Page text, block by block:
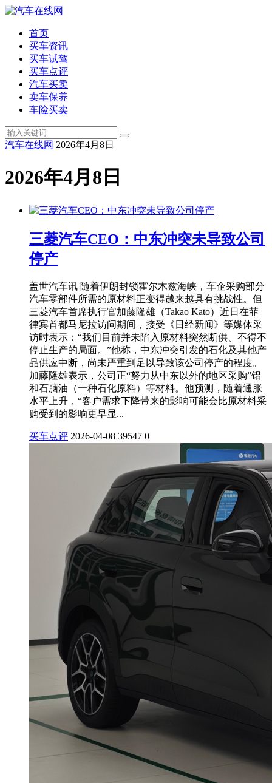
首页
买车资讯
买车试驾
买车点评
汽车买卖
卖车保养
车险买卖
汽车在线网 2026年4月8日
2026年4月8日
三菱汽车CEO：中东冲突未导致公司
停产
盖世汽车讯 随着伊朗封锁霍尔木兹海峡，车企采购部分
汽车零部件所需的原材料正变得越来越具有挑战性。但
三菱汽车首席执行官加藤隆雄（Takao Kato）近日在菲
律宾首都马尼拉访问期间，接受《日经新闻》等媒体采
访时表示：“我们目前并未陷入原材料突然断供、不得不
停止生产的局面。”他称，中东冲突引发的石化及其他产
品供应中断，尚未严重到足以导致该公司停产的程度。
加藤隆雄表示，公司正“努力从中东以外的地区采购”铝
和石脑油（一种石化原料）等材料。他预测，随着通胀
水平上升，“客户需求下降带来的影响可能会比原材料采
购受到的影响更早显...
买车点评 2026-04-08 39547 0